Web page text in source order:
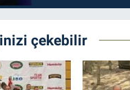
çekebilir